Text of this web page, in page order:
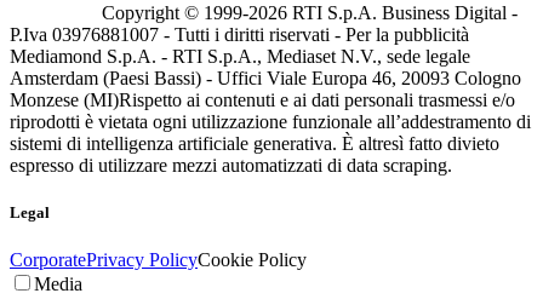
Copyright © 1999-2026 RTI S.p.A. Business Digital -
P.Iva 03976881007 - Tutti i diritti riservati - Per la pubblicità
Mediamond S.p.A. - RTI S.p.A., Mediaset N.V., sede legale
Amsterdam (Paesi Bassi) - Uffici Viale Europa 46, 20093 Cologno
Monzese (MI)Rispetto ai contenuti e ai dati personali trasmessi e/o
riprodotti è vietata ogni utilizzazione funzionale all’addestramento di
sistemi di intelligenza artificiale generativa. È altresì fatto divieto
espresso di utilizzare mezzi automatizzati di data scraping.
Legal
CorporatePrivacy PolicyCookie Policy
Media